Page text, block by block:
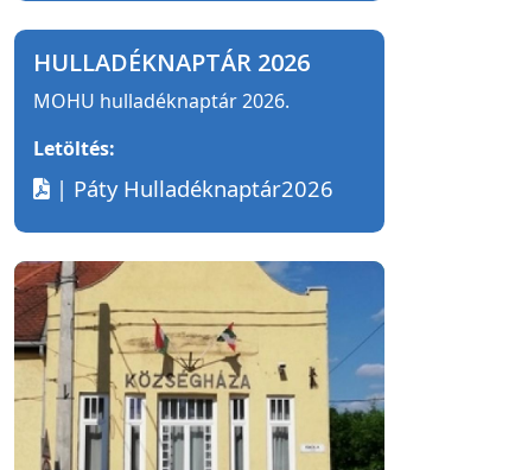
HULLADÉKNAPTÁR 2026
MOHU hulladéknaptár 2026.
Letöltés:
| Páty Hulladéknaptár2026